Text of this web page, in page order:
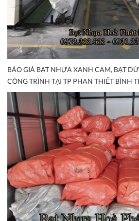
BÁO GIÁ BẠT NHỰA XANH CAM, BẠT
CÔNG TRÌNH TẠI TP PHAN THIẾT BÌNH